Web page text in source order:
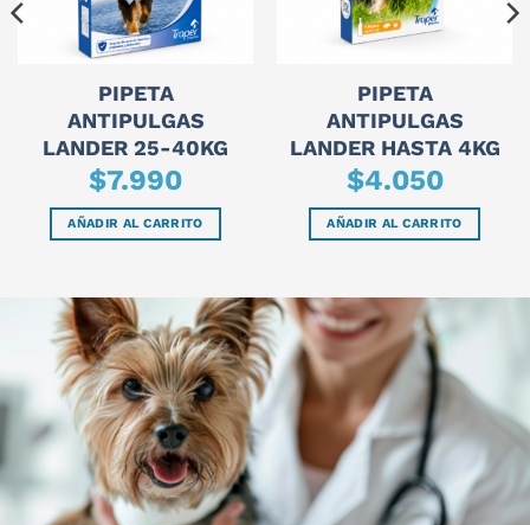
PIPETA
ANTIPULGAS
LANDER 25-40KG
$7.990
AÑADIR AL CARRITO
PIPETA
ANTIPULGAS
LANDER HASTA 4KG
$4.050
AÑADIR AL CARRITO